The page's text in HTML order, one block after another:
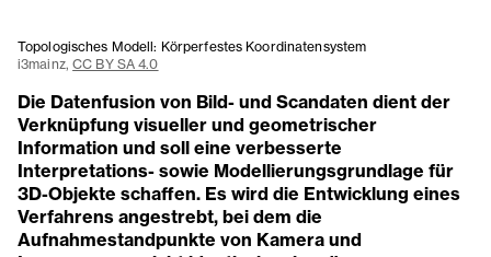
Topologisches Modell: Körperfestes Koordinatensystem
i3mainz,CC BY SA 4.0
Die Datenfusion von Bild- und Scandaten dient der
Verknüpfung visueller und geometrischer
Information und soll eine verbesserte
Interpretations- sowie Modellierungsgrundlage für
3D-Objekte schaffen. Es wird die Entwicklung eines
Verfahrens angestrebt, bei dem die
Aufnahmestandpunkte von Kamera und